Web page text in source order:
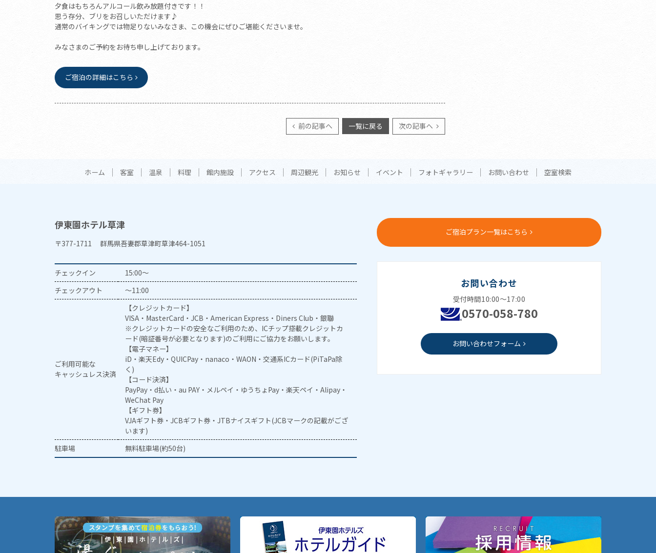
夕食はもちろんアルコール飲み放題付きです！！
思う存分、ブリをお召しいただけます♪
通常のバイキングでは物足りないみなさま、この機会にぜひご堪能くださいませ。
みなさまのご予約をお待ち申し上げております。
ご宿泊の詳細はこちら
前の記事へ 一覧に戻る 次の記事へ
ホーム 客室 温泉 料理 館内施設 アクセス 周辺観光 お知らせ イベント フォトギャラリー お問い合わせ 空室検索
伊東園ホテル草津
〒377-1711 群馬県吾妻郡草津町草津464-1051
チェックイン
15:00～
チェックアウト
～11:00
ご利用可能な
キャッシュレス決済
【クレジットカード】
VISA・MasterCard・JCB・American Express・Diners Club・銀聯
※クレジットカードの安全なご利用のため、ICチップ搭載クレジットカ
ード(暗証番号が必要となります)のご利用にご協力をお願いします。
【電子マネー】
iD・楽天Edy・QUICPay・nanaco・WAON・交通系ICカード(PiTaPa除
く)
【コード決済】
PayPay・d払い・au PAY・メルペイ・ゆうちょPay・楽天ペイ・Alipay・
WeChat Pay
【ギフト券】
VJAギフト券・JCBギフト券・JTBナイスギフト(JCBマークの記載がござ
います)
駐車場
無料駐車場(約50台)
ご宿泊プラン一覧はこちら
お問い合わせ
受付時間10:00～17:00
0570-058-780
お問い合わせフォーム